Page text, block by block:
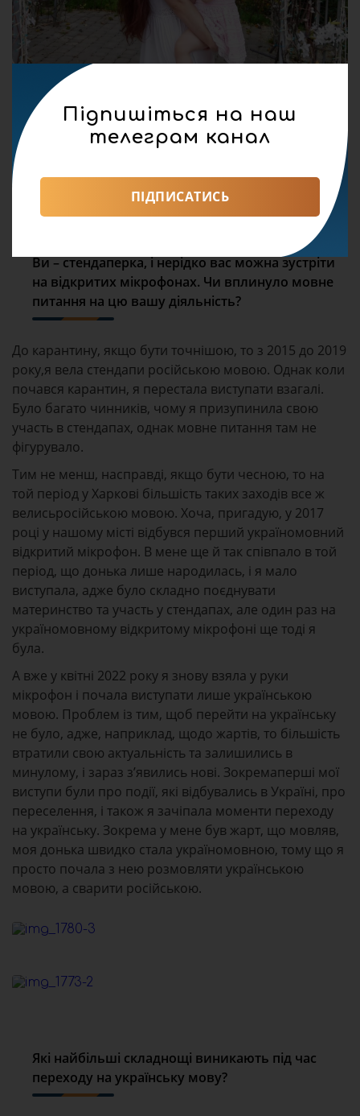
Ви –стендаперка, і нерідко вас можна зустріти
на відкритих мікрофонах. Чи вплинуло мовне
питання на цю вашу діяльність?
До карантину, якщо бути точнішою, то з 2015 до 2019
року,я вела стендапи російською мовою. Однак коли
почався карантин, я перестала виступати взагалі.
Було багато чинників, чому я призупинила свою
участь в стендапах, однак мовне питання там не
фігурувало.
Тим не менш, насправді, якщо бути чесною, то на
той період у Харкові більшість таких заходів все ж
велисьросійською мовою. Хоча, пригадую, у 2017
році у нашому місті відбувся перший україномовний
відкритий мікрофон. В мене ще й так співпало в той
період, що донька лише народилась, і я мало
виступала, адже було складно поєднувати
материнство та участь у стендапах, але один раз на
україномовному відкритому мікрофоні ще тоді я
була.
А вже у квітні 2022 року я знову взяла у руки
мікрофон і почала виступати лише українською
мовою. Проблем із тим, щоб перейти на українську
не було, адже, наприклад, щодо жартів, то більшість
втратили свою актуальність та залишились в
минулому, і зараз з’явились нові. Зокремаперші мої
виступи були про події, які відбувались в Україні, про
переселення, і також я зачіпала моменти переходу
на українську. Зокрема у мене був жарт, що мовляв,
моя донька швидко стала україномовною, тому що я
просто почала з нею розмовляти українською
мовою, а сварити російською.
Які найбільші складнощі виникають під час
переходу на українську мову?
Підпишіться на наш
телеграм канал
ПІДПИСАТИСЬ